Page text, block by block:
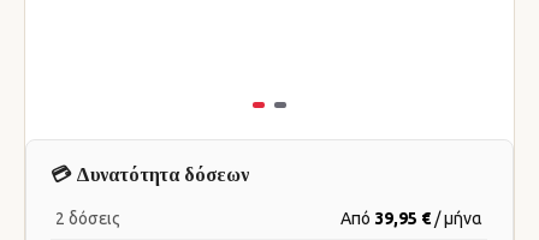
💳 Δυνατότητα δόσεων
2 δόσεις Από 39,95 € / μήνα